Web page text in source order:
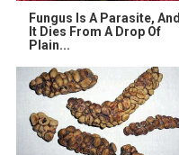
Fungus Is A Parasite, And
It Dies From A Drop Of
Plain...